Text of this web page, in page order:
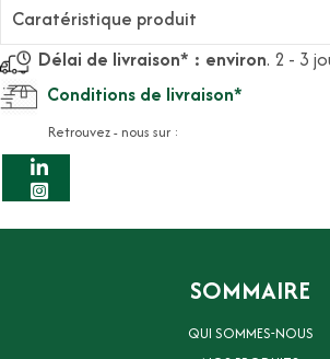
Caratéristique produit
Délai de livraison* : environ. 2 - 3
Conditions de livraison*
Retrouvez - nous sur :
SOMMAIRE
QUI SOMMES-NOUS